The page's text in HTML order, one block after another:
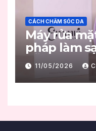
CÁCH CHĂM SÓC DA
Máy rửa
pháp làm
dẫn sử
11/05/2026